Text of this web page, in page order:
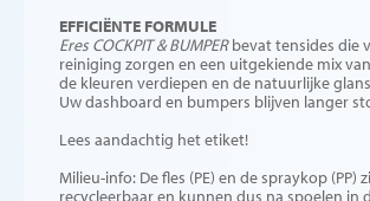
EFFICIËNTE FORMULE
Eres COCKPIT & BUMPERbevat tensides die
reiniging zorgen en een uitgekiende mix
de kleuren verdiepen en de natuurlijke
Uw dashboard en bumpers blijven langer
Lees aandachtig het etiket!
Milieu-info: De fles (PE) en de spraykop (PP)
recycleerbaar en kunnen dus na spoelen in